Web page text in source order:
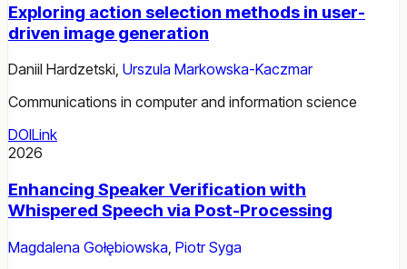
Exploring action selection methods in user-
driven image generation
Daniil Hardzetski, Urszula Markowska-Kaczmar
Communications in computer and information science
DOILink
2026
Enhancing Speaker Verification with
Whispered Speech via Post-Processing
Magdalena Gołębiowska Piotr Syga